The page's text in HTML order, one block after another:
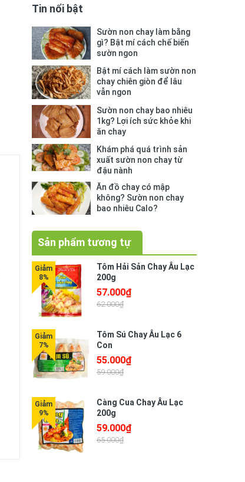
Tin nổi bật
Sườn non chay làm bằng
gì? Bật mí cách chế biến
sườn ngon
Bật mí cách làm sườn non
chay chiên giòn để lâu
vẫn ngon
Sườn non chay bao nhiêu
1kg? Lợi ích sức khỏe khi
ăn chay
Khám phá quá trình sản
xuất sườn non chay từ
đậu nành
Ăn đồ chay có mập
không? Sườn non chay
bao nhiêu Calo?
Sản phẩm tương tự
Tôm Hải Sản Chay Âu Lạc
200g
57.000₫
62.000₫
Tôm Sú Chay Âu Lạc 6
Con
55.000₫
59.000₫
Càng Cua Chay Âu Lạc
200g
59.000₫
65.000₫